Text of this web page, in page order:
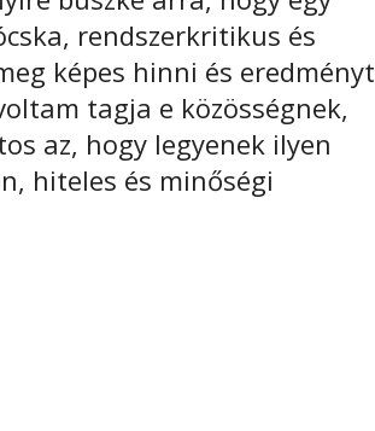
rendszerkritikus és
képes hinni és eredményt
tagja e közösségnek,
az, hogy legyenek ilyen
hiteles és minőségi